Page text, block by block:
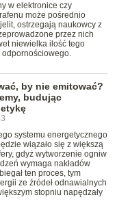
w elektronice czy
może pośrednio
ostrzegają naukowcy z
przez nich
niewielka ilość tego
odpornościowego.
by nie emitować?
budując
systemu energetycznego
wiązało się z większą
gdyż wytworzenie ogniw
wymaga nakładów
ten proces, tym
ze źródeł odnawialnych
stopniu napędzały